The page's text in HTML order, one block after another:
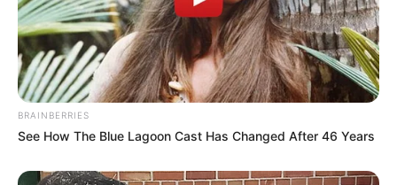
BRAINBERRIES
See How The Blue Lagoon Cast Has Changed After 46 Years